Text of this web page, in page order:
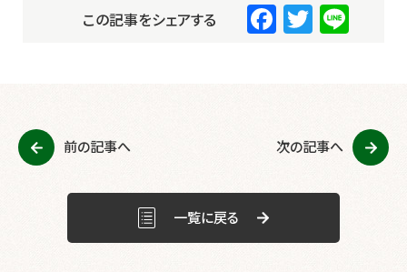
この記事をシェアする
F
b
o
o
T Li
前の記事へ 次の記事へ
一覧に戻る